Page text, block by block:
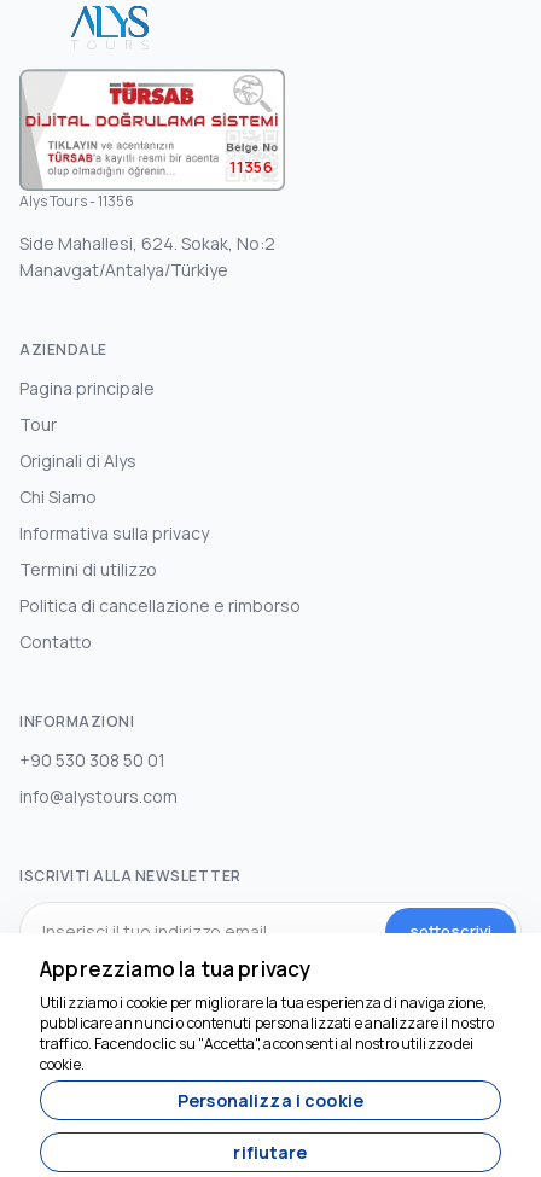
11356
Alys Tours - 11356
Side Mahallesi, 624. Sokak, No:2
Manavgat/Antalya/Türkiye
AZIENDALE
Pagina principale
Tour
Originali di Alys
Chi Siamo
Informativa sulla privacy
Termini di utilizzo
Politica di cancellazione e rimborso
Contatto
INFORMAZIONI
+90 530 308 50 01
info@alystours.com
ISCRIVITI ALLA NEWSLETTER
sottoscrivi
SOCIAL MEDIA
Apprezziamo la tua privacy
Utilizziamo i cookie per migliorare la tua esperienza di navigazione,
pubblicare annunci o contenuti personalizzati e analizzare il nostro
traffico. Facendo clic su "Accetta", acconsenti al nostro utilizzo dei
cookie.
Personalizza i cookie
rifiutare